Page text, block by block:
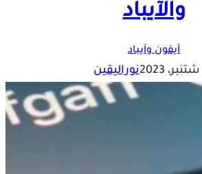
والآيباد
آيفون وآيباد
نوراليقين